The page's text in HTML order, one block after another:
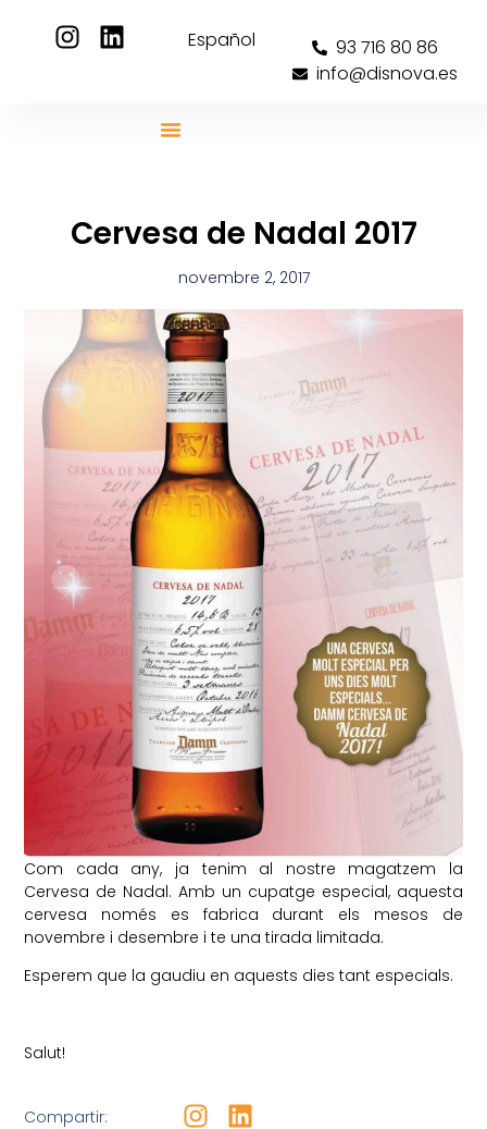
93 716 80 86
info@disnova.es
Español
Cervesa de Nadal 2017
novembre 2, 2017
Com cada any, ja tenim al nostre magatzem la
Cervesa de Nadal. Amb un cupatge especial, aquesta
cervesa només es fabrica durant els mesos de
novembre i desembre i te una tirada limitada.
Esperem que la gaudiu en aquests dies tant especials.
Salut!
Compartir: